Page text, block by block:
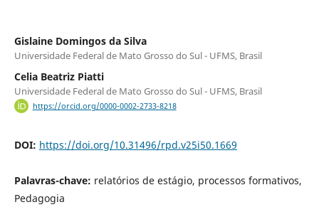
Gislaine Domingos da Silva
Universidade Federal de Mato Grosso do Sul - UFMS, Brasil
Celia Beatriz Piatti
Universidade Federal de Mato Grosso do Sul - UFMS, Brasil
https://orcid.org/0000-0002-2733-8218
DOI: https://doi.org/10.31496/rpd.v25i50.1669
Palavras-chave: relatórios de estágio, processos formativos,
Pedagogia